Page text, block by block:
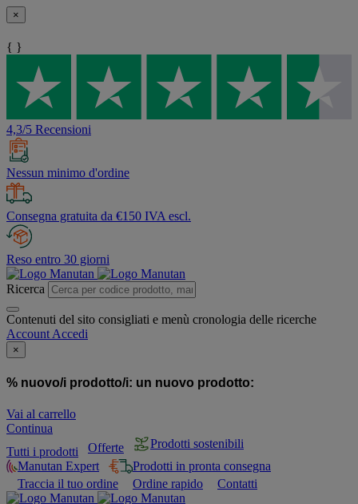
×
{ }
4,3/5 Recensioni
Nessun minimo d'ordine
Consegna gratuita da €150 IVA escl.
Reso entro 30 giorni
Ricerca
Contenuti del sito consigliati e menù cronologia delle ricerche
Account Accedi
×
% nuovo/i prodotto/i: un nuovo prodotto:
Vai al carrello
Continua
Tutti i prodotti
Offerte
Prodotti sostenibili
Manutan Expert
Prodotti in pronta consegna
Traccia il tuo ordine
Ordine rapido Contatti